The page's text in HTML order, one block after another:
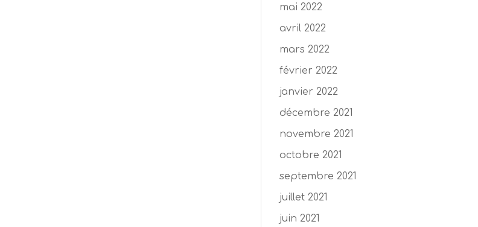
mai 2022
avril 2022
mars 2022
février 2022
janvier 2022
décembre 2021
novembre 2021
octobre 2021
septembre 2021
juillet 2021
juin 2021